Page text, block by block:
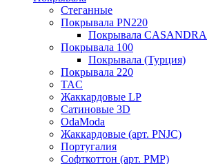
Стеганные
Покрывала PN220
Покрывала CASANDRA
Покрывала 100
Покрывала (Турция)
Покрывала 220
TAC
Жаккардовые LP
Сатиновые 3D
OdaModa
Жаккардовые (арт. PNJC)
Португалия
Софткоттон (арт. PMP)